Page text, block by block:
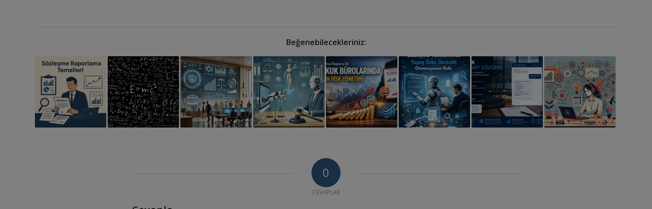
Beğenebilecekleriniz:
0
CEVAPLAR